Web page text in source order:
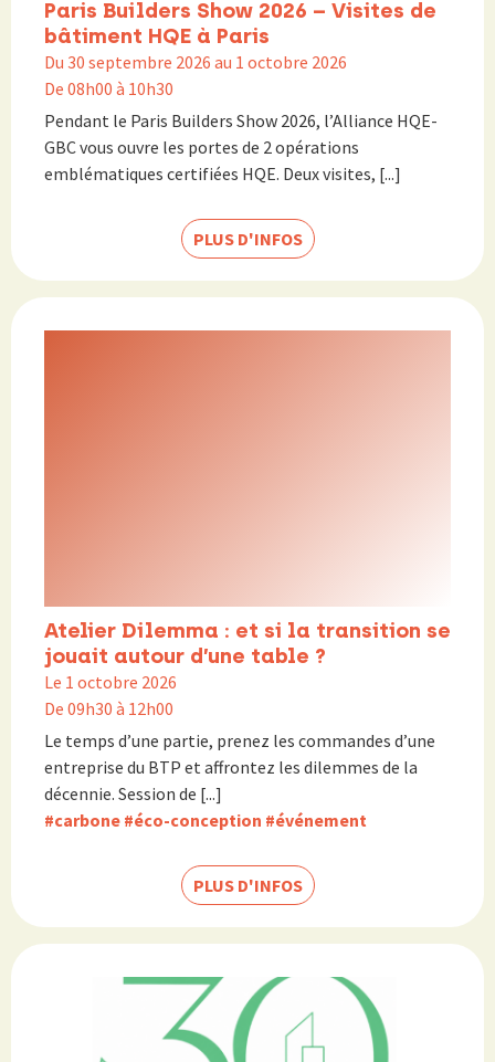
Paris Builders Show 2026 – Visites de
bâtiment HQE à Paris
Du 30 septembre 2026 au 1 octobre 2026
De 08h00 à 10h30
Pendant le Paris Builders Show 2026, l’Alliance HQE-
GBC vous ouvre les portes de 2 opérations
emblématiques certifiées HQE. Deux visites, [...]
PLUS D'INFOS
Atelier Dilemma : et si la transition se
jouait autour d’une table ?
Le 1 octobre 2026
De 09h30 à 12h00
Le temps d’une partie, prenez les commandes d’une
entreprise du BTP et affrontez les dilemmes de la
décennie. Session de [...]
#carbone #éco-conception #événement
PLUS D'INFOS